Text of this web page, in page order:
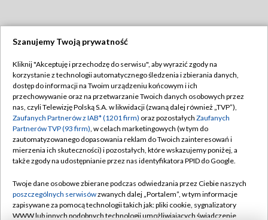
TVP
Abonament TVP
Emisja w TVP
Centrum informacji TVP
Naziemna Telewizja Cyfrowa
Rada Programowa
System NOS
Regulamin TVP
Polityka prywatności
Moje zgody
Pomoc
Kontakt
Szanujemy Twoją prywatność
Kliknij "Akceptuję i przechodzę do serwisu", aby wyrazić zgody na
korzystanie z technologii automatycznego śledzenia i zbierania danych,
dostęp do informacji na Twoim urządzeniu końcowym i ich
przechowywanie oraz na przetwarzanie Twoich danych osobowych przez
nas, czyli Telewizję Polską S.A. w likwidacji (zwaną dalej również „TVP”),
Zaufanych Partnerów z IAB* (1201 firm) oraz pozostałych Zaufanych
Partnerów TVP (93 firm), w celach marketingowych (w tym do
zautomatyzowanego dopasowania reklam do Twoich zainteresowań i
mierzenia ich skuteczności) i pozostałych, które wskazujemy poniżej, a
także zgody na udostępnianie przez nas identyfikatora PPID do Google.
Twoje dane osobowe zbierane podczas odwiedzania przez Ciebie naszych
poszczególnych serwisówzwanych dalej „Portalem”, w tym informacje
zapisywane za pomocą technologii takich jak: pliki cookie, sygnalizatory
WWW lub innych podobnych technologii umożliwiających świadczenie